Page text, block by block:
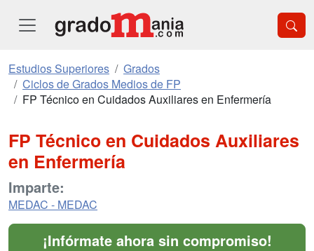
Estudios Superiores
Grados
Ciclos de Grados Medios de FP
FP Técnico en Cuidados Auxiliares en Enfermería
FP Técnico en Cuidados Auxiliares
en Enfermería
Imparte:
MEDAC - MEDAC
¡Infórmate ahora sin compromiso!